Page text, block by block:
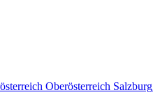
Oberösterreich Salzburg